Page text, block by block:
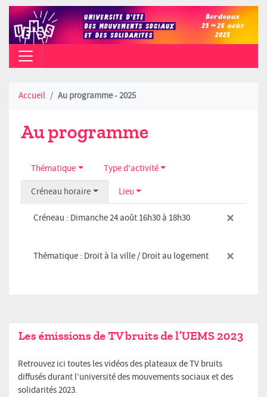
CAMPUS PEIXOTTO (TALENCE) -
Accueil Au programme - 2025
Au programme
Thématique Type d'activité
Créneau horaire Lieu
×
Créneau : Dimanche 24 août 16h30 à 18h30
×
Thématique : Droit à la ville / Droit au logement
Les émissions de TV bruits de l’UEMS 2023
Retrouvez ici toutes les vidéos des plateaux de TV bruits
diffusés durant l’université des mouvements sociaux et des
solidarités 2023.